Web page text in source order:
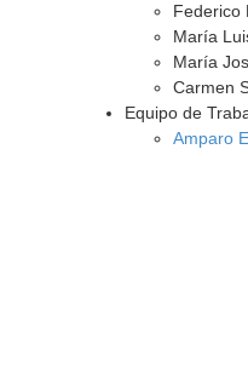
Federico
María
María
Carmen
Equipo de
Amparo